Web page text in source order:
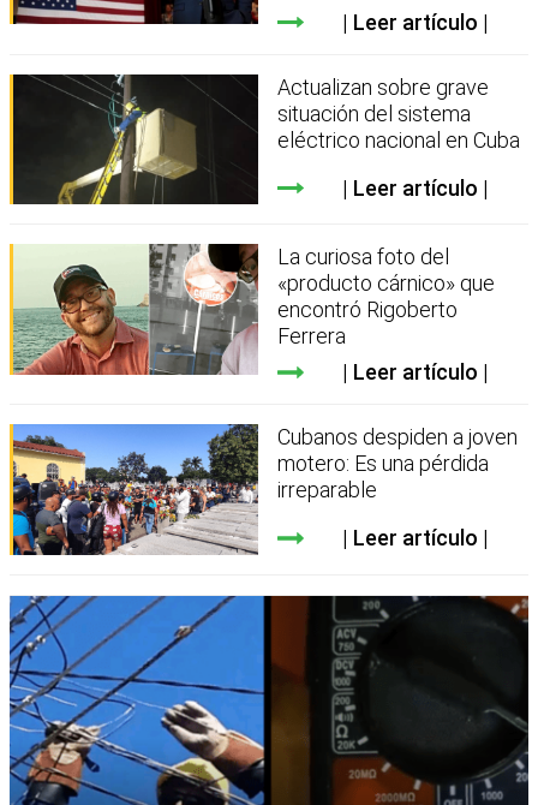
Leer artículo
Actualizan sobre grave
situación del sistema
eléctrico nacional en Cuba
Leer artículo
La curiosa foto del
«producto cárnico» que
encontró Rigoberto
Ferrera
Leer artículo
Cubanos despiden a joven
motero: Es una pérdida
irreparable
Leer artículo